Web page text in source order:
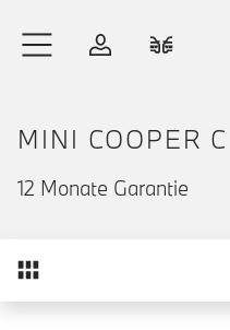
Anmelden
MINI COOPER C
12 Monate Garantie